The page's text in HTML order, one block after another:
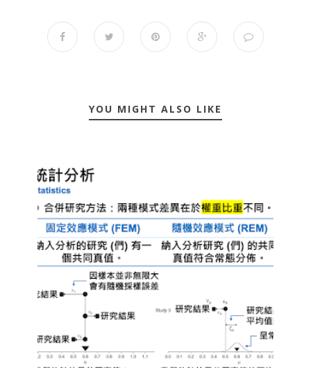
YOU MIGHT ALSO LIKE